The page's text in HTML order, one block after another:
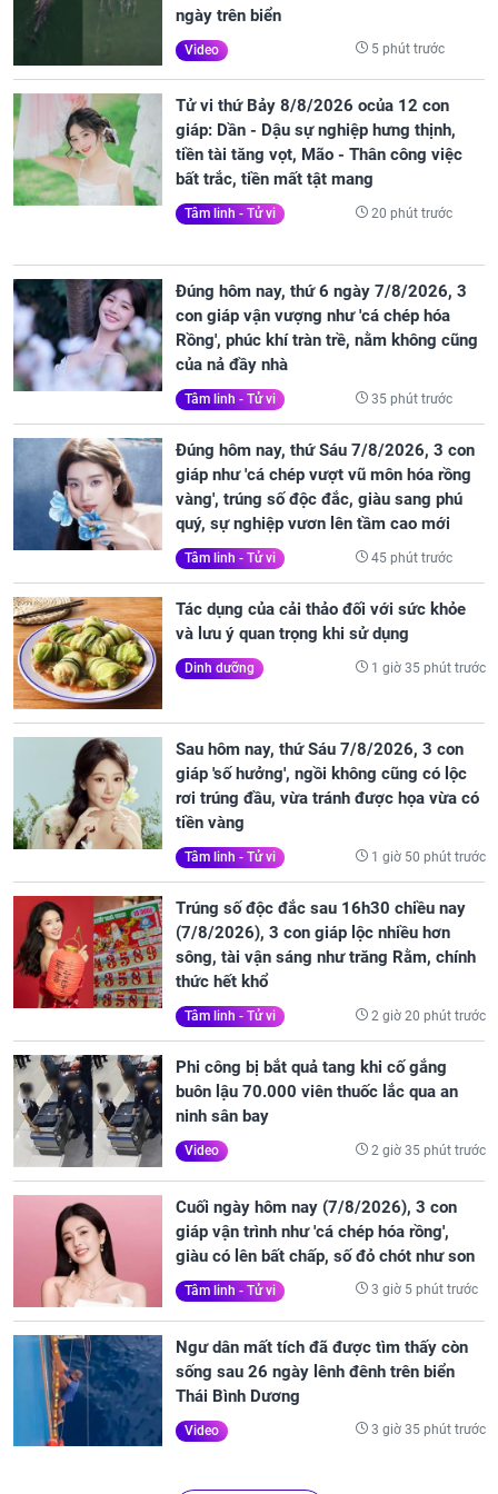
ngày trên biển
Video 5 phút trước
Tử vi thứ Bảy 8/8/2026 ocủa 12 con
giáp: Dần - Dậu sự nghiệp hưng thịnh,
tiền tài tăng vọt, Mão - Thân công việc
bất trắc, tiền mất tật mang
Tâm linh - Tử vi 20 phút trước
Đúng hôm nay, thứ 6 ngày 7/8/2026, 3
con giáp vận vượng như 'cá chép hóa
Rồng', phúc khí tràn trề, nằm không cũng
của nả đầy nhà
Tâm linh - Tử vi 35 phút trước
Đúng hôm nay, thứ Sáu 7/8/2026, 3 con
giáp như 'cá chép vượt vũ môn hóa rồng
vàng', trúng số độc đắc, giàu sang phú
quý, sự nghiệp vươn lên tầm cao mới
Tâm linh - Tử vi 45 phút trước
Tác dụng của cải thảo đối với sức khỏe
và lưu ý quan trọng khi sử dụng
Dinh dưỡng 1 giờ 35 phút trước
Sau hôm nay, thứ Sáu 7/8/2026, 3 con
giáp 'số hưởng', ngồi không cũng có lộc
rơi trúng đầu, vừa tránh được họa vừa có
tiền vàng
Tâm linh - Tử vi 1 giờ 50 phút trước
Trúng số độc đắc sau 16h30 chiều nay
(7/8/2026), 3 con giáp lộc nhiều hơn
sông, tài vận sáng như trăng Rằm, chính
thức hết khổ
Tâm linh - Tử vi 2 giờ 20 phút trước
Phi công bị bắt quả tang khi cố gắng
buôn lậu 70.000 viên thuốc lắc qua an
ninh sân bay
Video 2 giờ 35 phút trước
Cuối ngày hôm nay (7/8/2026), 3 con
giáp vận trình như 'cá chép hóa rồng',
giàu có lên bất chấp, số đỏ chót như son
Tâm linh - Tử vi 3 giờ 5 phút trước
Ngư dân mất tích đã được tìm thấy còn
sống sau 26 ngày lênh đênh trên biển
Thái Bình Dương
Video 3 giờ 35 phút trước